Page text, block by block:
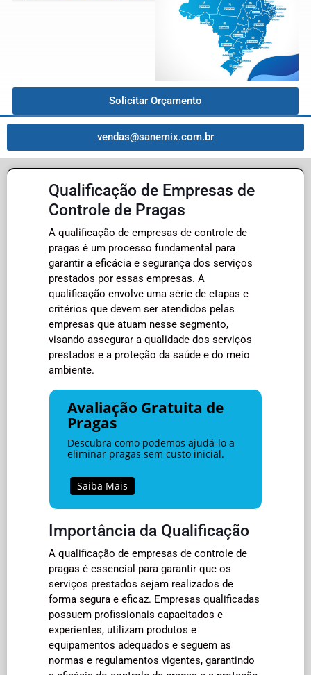
Solicitar Orçamento
vendas@sanemix.com.br
Qualificação de Empresas de
Controle de Pragas
A qualificação de empresas de controle de
pragas é um processo fundamental para
garantir a eficácia e segurança dos serviços
prestados por essas empresas. A
qualificação envolve uma série de etapas e
critérios que devem ser atendidos pelas
empresas que atuam nesse segmento,
visando assegurar a qualidade dos serviços
prestados e a proteção da saúde e do meio
ambiente.
Avaliação Gratuita de
Pragas
Descubra como podemos ajudá-lo a
eliminar pragas sem custo inicial.
Saiba Mais
Importância da Qualificação
A qualificação de empresas de controle de
pragas é essencial para garantir que os
serviços prestados sejam realizados de
forma segura e eficaz. Empresas qualificadas
possuem profissionais capacitados e
experientes, utilizam produtos e
equipamentos adequados e seguem as
normas e regulamentos vigentes, garantindo